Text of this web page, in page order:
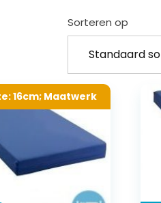
Sorteren op
16cm; Maatwerk